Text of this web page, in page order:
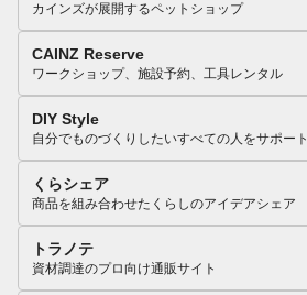
カインズが展開するペットショップ
CAINZ Reserve
ワークショップ、施設予約、工具レンタル
DIY Style
自分でものづくりしたいすべての人をサポート
くらシェア
商品を組み合わせたくらしのアイデアシェア
トラノテ
資材調達のプロ向け通販サイト